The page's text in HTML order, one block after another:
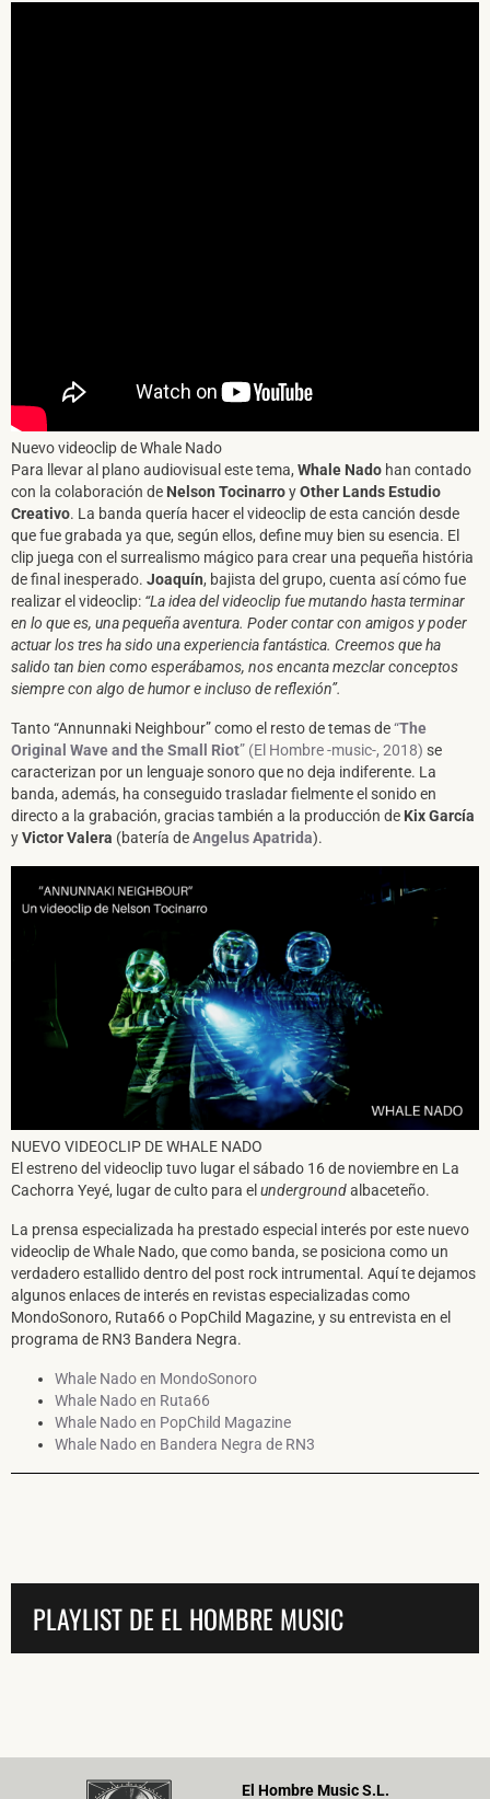
Nuevo videoclip de Whale Nado
Para llevar al plano audiovisual este tema, Whale Nado han contado
con la colaboración de Nelson TocinarroyOther Lands Estudio
Creativo. La banda quería hacer el videoclip de esta canción desde
que fue grabada ya que, según ellos, define muy bien su esencia. El
clip juega con el surrealismo mágico para crear una pequeña história
de final inesperado. Joaquín, bajista del grupo, cuenta así cómo fue
realizar el videoclip: “La idea del videoclip fue mutando hasta terminar
en lo que es, una pequeña aventura. Poder contar con amigos y poder
actuar los tres ha sido una experiencia fantástica. Creemos que ha
salido tan bien como esperábamos, nos encanta mezclar conceptos
siempre con algo de humor e incluso de reflexión”.
Tanto “Annunnaki Neighbour” como el resto de temas de“The
Original Wave and the Small Riot” (El Hombre -music-, 2018) se
caracterizan por un lenguaje sonoro que no deja indiferente. La
banda, además, ha conseguido trasladar fielmente el sonido en
directo a la grabación, gracias también a la producción de Kix García
yVictor Valera (batería deAngelus Apatrida).
NUEVO VIDEOCLIP DE WHALE NADO
El estreno del videoclip tuvo lugar el sábado 16 de noviembre en La
Cachorra Yeyé, lugar de culto para el undergroundalbaceteño.
La prensa especializada ha prestado especial interés por este nuevo
videoclip de Whale Nado, que como banda, se posiciona como un
verdadero estallido dentro del post rock intrumental. Aquí te dejamos
algunos enlaces de interés en revistas especializadas como
MondoSonoro, Ruta66 o PopChild Magazine, y su entrevista en el
programa de RN3 Bandera Negra.
Whale Nado en MondoSonoro
Whale Nado en Ruta66
Whale Nado en PopChild Magazine
Whale Nado en Bandera Negra de RN3
PLAYLIST DE EL HOMBRE MUSIC
El Hombre Music S.L.